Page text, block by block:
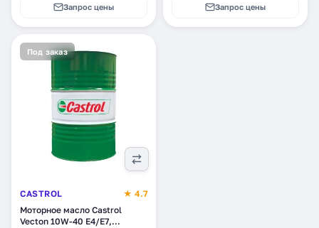
Запрос цены Запрос цены
Под заказ
CASTROL
★ 4.7
Моторное масло Castrol
Vecton 10W-40 E4/E7,